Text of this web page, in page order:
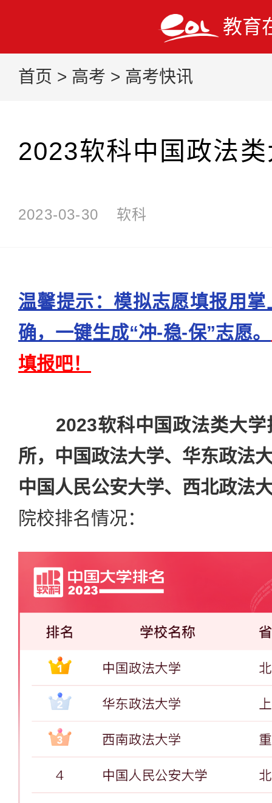
教育
首页 > 高考 > 高考快讯
2023软科中国政法
2023-03-30 软科
温馨提示：模拟志愿填报用
确，一键生成“冲-稳-保”志愿。
填报吧！
2023软科中国政法类大
所，中国政法大学、华东政法
中国人民公安大学、西北政法
院校排名情况：